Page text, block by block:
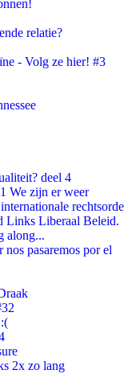
relatie?
- Volg ze hier! #3
deel 4
We zijn er weer
rechtsorde
Links Liberaal Beleid.
along...
nos pasaremos por el
2x zo lang